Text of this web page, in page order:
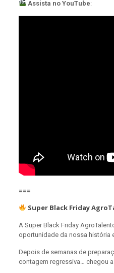
Assista no YouTube:
===
Super Black Friday
A Super Black Friday
oportunidade da nossa história
Depois de semanas de
contagem regressiva… chegou a